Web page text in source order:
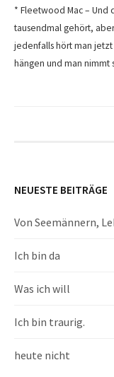
* Fleetwood Mac – Und
tausendmal gehört,
jedenfalls hört man
hängen und man nimmt
NEUESTE BEITRÄGE
Von Seemännern,
Ich bin da
Was ich will
Ich bin traurig.
heute nicht